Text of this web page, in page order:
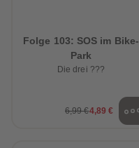
Folge 103: SOS im Bike-
Park
Die drei ???
6,99 €4,89 €